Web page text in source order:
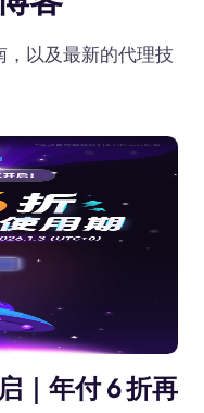
以及最新的代理技
｜年付 6 折再